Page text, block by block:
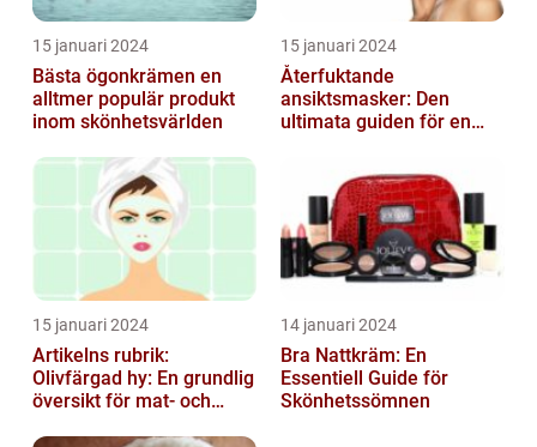
15 januari 2024
Bästa ögonkrämen en
alltmer populär produkt
inom skönhetsvärlden
15 januari 2024
Återfuktande
ansiktsmasker: Den
ultimata guiden för en
15 januari 2024
Artikelns rubrik:
Olivfärgad hy: En grundlig
översikt för mat- och
14 januari 2024
Bra Nattkräm: En
Essentiell Guide för
Skönhetssömnen